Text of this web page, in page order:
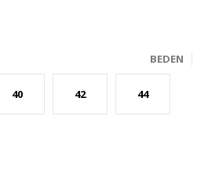
BEDEN
40 42 44